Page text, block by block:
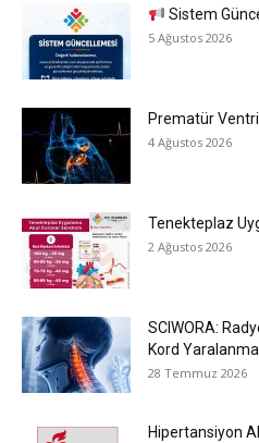
Sistem
5 Ağustos 2026
Prematür
4 Ağustos 2026
Tenekteplaz
2 Ağustos 2026
SCIWORA:
Kord
28 Temmuz 2026
Hipertansiyon